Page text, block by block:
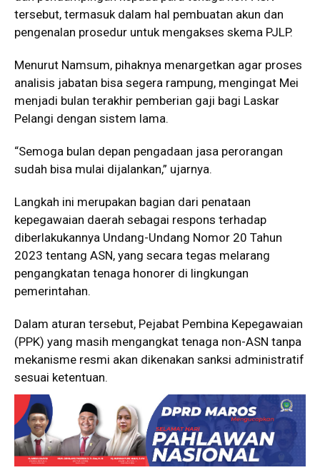
tersebut, termasuk dalam hal pembuatan akun dan
pengenalan prosedur untuk mengakses skema PJLP.
Menurut Namsum, pihaknya menargetkan agar proses
analisis jabatan bisa segera rampung, mengingat Mei
menjadi bulan terakhir pemberian gaji bagi Laskar
Pelangi dengan sistem lama.
“Semoga bulan depan pengadaan jasa perorangan
sudah bisa mulai dijalankan,” ujarnya.
Langkah ini merupakan bagian dari penataan
kepegawaian daerah sebagai respons terhadap
diberlakukannya Undang-Undang Nomor 20 Tahun
2023 tentang ASN, yang secara tegas melarang
pengangkatan tenaga honorer di lingkungan
pemerintahan.
Dalam aturan tersebut, Pejabat Pembina Kepegawaian
(PPK) yang masih mengangkat tenaga non-ASN tanpa
mekanisme resmi akan dikenakan sanksi administratif
sesuai ketentuan.